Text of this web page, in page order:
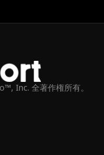
Inc. 全著作権所有。